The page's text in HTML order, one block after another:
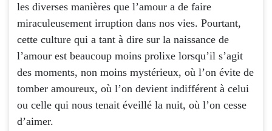
les diverses manières que l’amour a de faire
miraculeusement irruption dans nos vies. Pourtant,
cette culture qui a tant à dire sur la naissance de
l’amour est beaucoup moins prolixe lorsqu’il s’agit
des moments, non moins mystérieux, où l’on évite de
tomber amoureux, où l’on devient indifférent à celui
ou celle qui nous tenait éveillé la nuit, où l’on cesse
d’aimer.